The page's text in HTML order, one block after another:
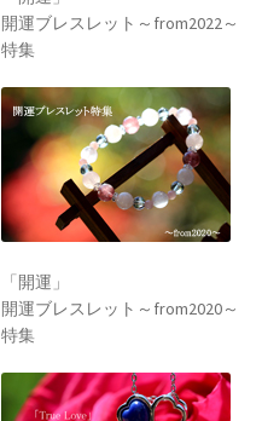
開運ブレスレット～from2022～
特集
「開運」
開運ブレスレット～from2020～
特集